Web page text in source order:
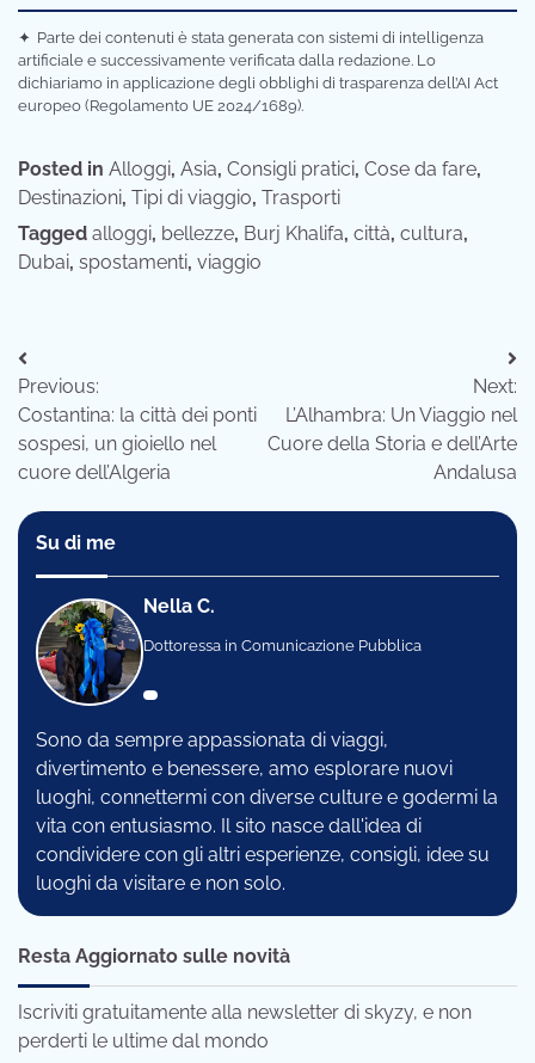
✦ Parte dei contenuti è stata generata con sistemi di intelligenza
artificiale e successivamente verificata dalla redazione. Lo
dichiariamo in applicazione degli obblighi di trasparenza dell’AI Act
europeo (Regolamento UE 2024/1689).
Posted in Alloggi, Asia, Consigli pratici, Cose da fare,
Destinazioni, Tipi di viaggio, Trasporti
Tagged alloggi, bellezze, Burj Khalifa, città, cultura,
Dubai, spostamenti, viaggio
Navigazione
articoli
Previous:
Costantina: la città dei ponti
sospesi, un gioiello nel
cuore dell’Algeria
Next:
L’Alhambra: Un Viaggio nel
Cuore della Storia e dell’Arte
Andalusa
Su di me
Nella C.
Dottoressa in Comunicazione Pubblica
Sono da sempre appassionata di viaggi,
divertimento e benessere, amo esplorare nuovi
luoghi, connettermi con diverse culture e godermi la
vita con entusiasmo. Il sito nasce dall'idea di
condividere con gli altri esperienze, consigli, idee su
luoghi da visitare e non solo.
Resta Aggiornato sulle novità
Iscriviti gratuitamente alla newsletter di skyzy, e non
perderti le ultime dal mondo